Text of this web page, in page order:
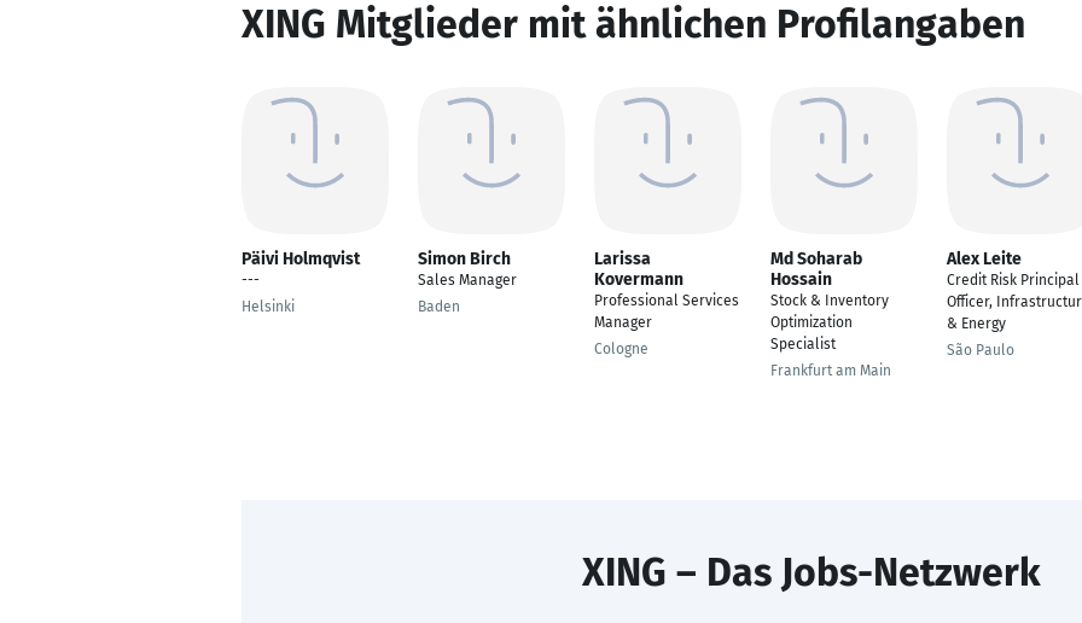
XING Mitglieder mit ähnlichen Profilangaben
Päivi Holmqvist
---
Helsinki
Simon Birch
Sales Manager
Baden
Larissa
Kovermann
Professional Services
Manager
Cologne
Md Soharab
Hossain
Stock & Inventory
Optimization
Specialist
Frankfurt am Main
Alex Leite
Credit Risk Principal
Officer,
& Energy
São Paulo
XING – Das Jobs-Netzwerk